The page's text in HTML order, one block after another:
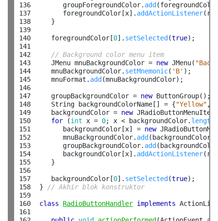
136
137
138
139
140
141
142
143
144
145
146
147
148
149
150
151
152
153
154
155
156
157
158
159
160
161
        groupForegroundColor.
add
        foregroundColor[x].
addActionListener
     }
     foregroundColor[
0]. setSelected (true);
// Background color menu item
     JMenu mnuBackgroundColor =
new JMenu(
     mnuBackgroundColor.
setMnemonic( 'B' );
     mnuFormat.
add (mnuBackgroundColor);
     groupBackgroundColor =
new ButtonGroup();
     String backgroundColorName[] = {
"Yellow" ,
     backgroundColor =
new
for (int x = 0; x < backgroundColor. length
        backgroundColor[x] =
new
        mnuBackgroundColor.
add
        groupBackgroundColor.
add
        backgroundColor[x].
addActionListener
     }
     backgroundColor[
0]. setSelected (true);
  }
// Akhir blok konstruktor
class RadioButtonHandler implements